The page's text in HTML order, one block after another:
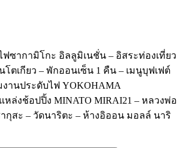
ฟซากามิโกะ อิลลูมิเนชั่น – อิสระท่องเที่ยว
ตเกียว – พักออนเซ็น 1 คืน – เมนูบุฟเฟต์
านประดับไฟ YOKOHAMA
หล่งช้อปปิ้ง MINATO MIRAI21 – หลวงพ่อ
กุสะ – วัดนาริตะ – ห้างอิออน มอลล์ นาริ